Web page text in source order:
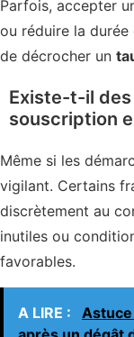
Parfois, accepter
ou réduire la
de décrocher un
Existe-t-il des
souscription
Même si les
vigilant. Certains
discrètement au
inutiles ou
favorables.
A LIRE :